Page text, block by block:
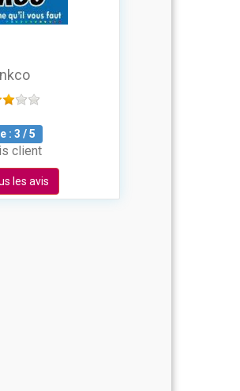
:3 /5
client
les avis